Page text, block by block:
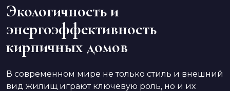
Экологичность и
энергоэффективность
кирпичных домов
В современном мире не только стиль и внешний
вид жилищ играют ключевую роль, но и их